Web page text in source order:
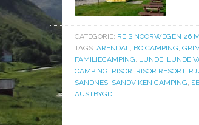
CATEGORIE: REIS NOORWEGEN 26
TAGS: ARENDAL, BO CAMPING,
FAMILIECAMPING, LUNDE, LUNDE
CAMPING, RISOR, RISOR RESORT,
SANDNES, SANDVIKEN CAMPING,
AUSTBYGD